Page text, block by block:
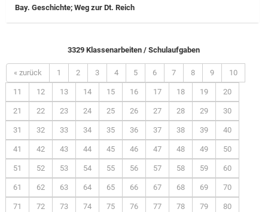
Bay. Geschichte; Weg zur Dt. Reich
3329 Klassenarbeiten / Schulaufgaben
« zurück 1 2 3 4 5 6 7 8 9 10
11 12 13 14 15 16 17 18 19 20
21 22 23 24 25 26 27 28 29 30
31 32 33 34 35 36 37 38 39 40
41 42 43 44 45 46 47 48 49 50
51 52 53 54 55 56 57 58 59 60
61 62 63 64 65 66 67 68 69 70
71 72 73 74 75 76 77 78 79 80